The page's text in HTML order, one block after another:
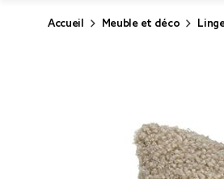
Accueil Meuble et déco